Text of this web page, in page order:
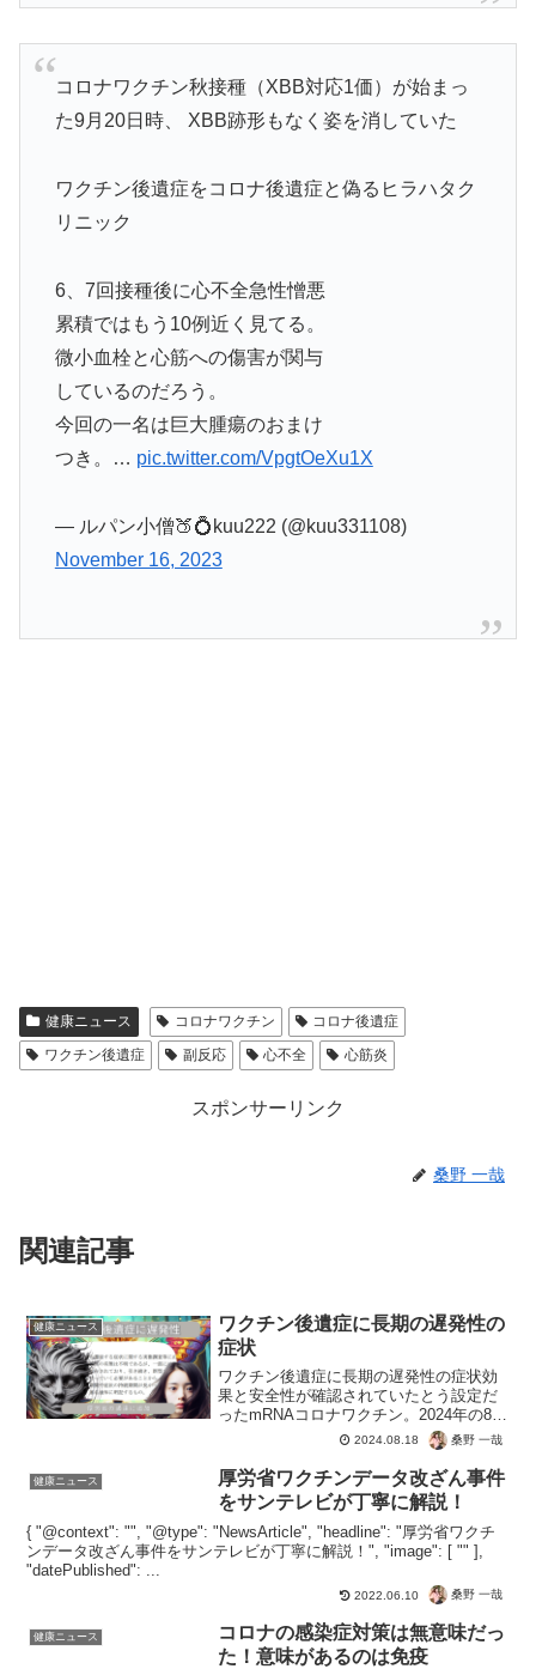
コロナワクチン秋接種（XBB対応1価）が始まっ
た9月20日時、 XBB跡形もなく姿を消していた
ワクチン後遺症をコロナ後遺症と偽るヒラハタク
リニック
6、7回接種後に心不全急性憎悪
累積ではもう10例近く見てる。
微小血栓と心筋への傷害が関与
しているのだろう。
今回の一名は巨大腫瘍のおまけ
つき。… pic.twitter.com/VpgtOeXu1X
— ルパン小僧🍑💍kuu222 (@kuu331108)
November 16, 2023
健康ニュース コロナワクチン
コロナ後遺症
ワクチン後遺症
副反応 心不全 心筋炎
スポンサーリンク
桑野 一哉
関連記事
健康ニュース
ワクチン後遺症に長期の遅発性の
症状
ワクチン後遺症に長期の遅発性の症状効
果と安全性が確認されていたとう設定だ
ったmRNAコロナワクチン。2024年の8月
に、ワクチン後遺症に長期の遅発性の症
状の報告を求める厚労省。ここまで打た
せて、今回の接種被害は遅効性で長期
間。推進していた医...
2024.08.18 桑野 一哉
健康ニュース
厚労省ワクチンデータ改ざん事件
をサンテレビが丁寧に解説！
{ "@context": "", "@type": "NewsArticle", "headline": "厚労省ワクチ
ンデータ改ざん事件をサンテレビが丁寧に解説！", "image": [ "" ],
"datePublished": ...
2022.06.10 桑野 一哉
健康ニュース
コロナの感染症対策は無意味だっ
た！意味があるのは免疫